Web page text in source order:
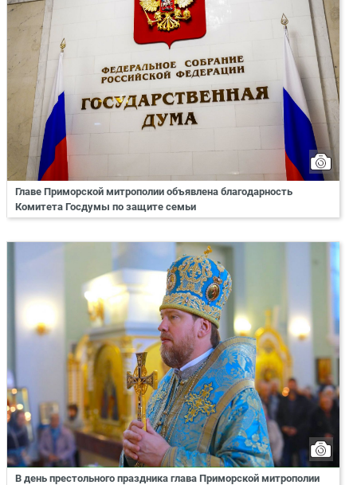
Главе Приморской митрополии объявлена благодарность
Комитета Госдумы по защите семьи
В день престольного праздника глава Приморской митрополии